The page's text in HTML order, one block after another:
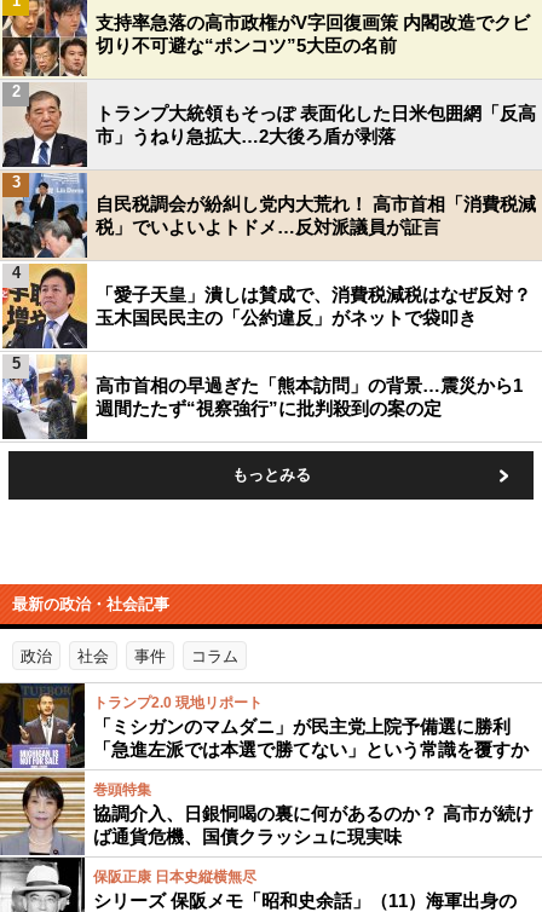
支持率急落の高市政権がV字回復画策 内閣改造でクビ
切り不可避な“ポンコツ”5大臣の名前
トランプ大統領もそっぽ 表面化した日米包囲網「反高
市」うねり急拡大…2大後ろ盾が剥落
2
自民税調会が紛糾し党内大荒れ！ 高市首相「消費税減
税」でいよいよトドメ…反対派議員が証言
3
「愛子天皇」潰しは賛成で、消費税減税はなぜ反対？
玉木国民民主の「公約違反」がネットで袋叩き
4
高市首相の早過ぎた「熊本訪問」の背景…震災から1
週間たたず“視察強行”に批判殺到の案の定
5
もっとみる
最新の政治・社会記事
政治 社会 事件 コラム
トランプ2.0 現地リポート
「ミシガンのマムダニ」が民主党上院予備選に勝利
「急進左派では本選で勝てない」という常識を覆すか
巻頭特集
協調介入、日銀恫喝の裏に何があるのか？ 高市が続け
ば通貨危機、国債クラッシュに現実味
保阪正康 日本史縦横無尽
シリーズ 保阪メモ「昭和史余話」（11）海軍出身の